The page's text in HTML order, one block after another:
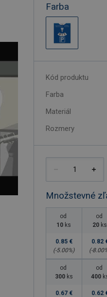
Farba
Kód produktu
Farba
Materiál
Rozmery
Množstevné
od
10 ks
0.85 €
(-5.00%)
od
20 ks
0.82
(-8.00
od
300 ks
0.67 €
od
400
0.62